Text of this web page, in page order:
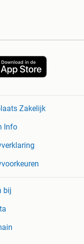
Zakelijk
Info
bij